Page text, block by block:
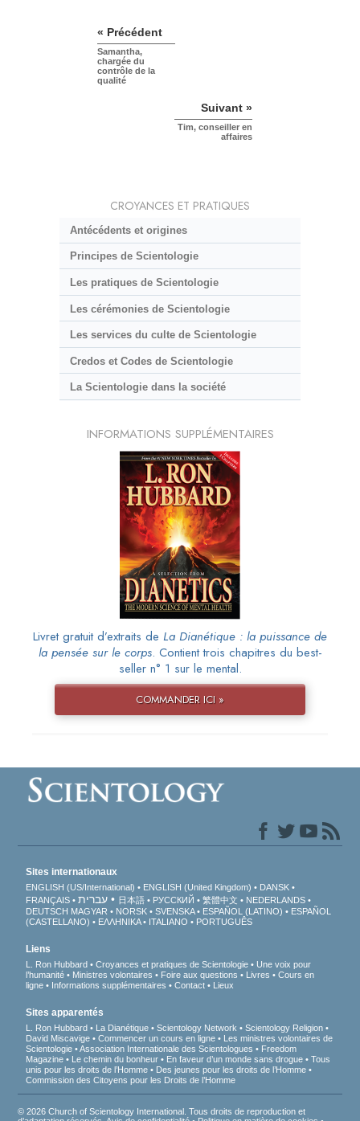
« Précédent
Samantha,
chargée du
contrôle de la
qualité
Suivant »
Tim, conseiller en
affaires
CROYANCES ET PRATIQUES
Antécédents et origines
Principes de Scientologie
Les pratiques de Scientologie
Les cérémonies de Scientologie
Les services du culte de Scientologie
Credos et Codes de Scientologie
La Scientologie dans la société
INFORMATIONS SUPPLÉMENTAIRES
Livret gratuit d’extraits de La Dianétique : la puissance de
la pensée sur le corps. Contient trois chapitres du best-
seller n° 1 sur le mental.
COMMANDER ICI »
Sites internationaux
ENGLISH (US/International) ENGLISH (United Kingdom)
DANSK
FRANÇAIS
עברית 日本語 РУССКИЙ 繁體中文
NEDERLANDS
DEUTSCH MAGYAR NORSK SVENSKA ESPAÑOL (LATINO)
ESPAÑOL
(CASTELLANO)
ΕΛΛΗΝΙΚA ITALIANO PORTUGUÊS
Liens
L. Ron Hubbard Croyances et pratiques de Scientologie
Une voix pour
l’humanité
Ministres volontaires Foire aux questions Livres
Cours en
ligne
Informations supplémentaires Contact Lieux
Sites apparentés
L. Ron Hubbard La Dianétique Scientology Network
Scientology Religion
David Miscavige
Commencer un cours en ligne
Les ministres volontaires de
Scientologie
Association Internationale des Scientologues
Freedom
Magazine
Le chemin du bonheur En faveur d’un monde sans drogue
Tous
unis pour les droits de l’Homme
Des jeunes pour les droits de l’Homme
Commission des Citoyens pour les Droits de l’Homme
© 2026 Church of Scientology International. Tous droits de reproduction et